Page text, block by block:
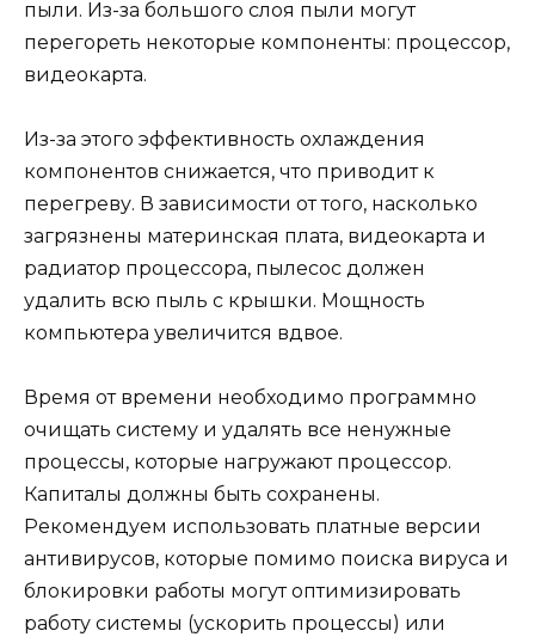
пыли. Из-за большого слоя пыли могут
перегореть некоторые компоненты: процессор,
видеокарта.
Из-за этого эффективность охлаждения
компонентов снижается, что приводит к
перегреву. В зависимости от того, насколько
загрязнены материнская плата, видеокарта и
радиатор процессора, пылесос должен
удалить всю пыль с крышки. Мощность
компьютера увеличится вдвое.
Время от времени необходимо программно
очищать систему и удалять все ненужные
процессы, которые нагружают процессор.
Капиталы должны быть сохранены.
Рекомендуем использовать платные версии
антивирусов, которые помимо поиска вируса и
блокировки работы могут оптимизировать
работу системы (ускорить процессы) или